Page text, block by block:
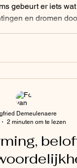
gebeurt er iets
en dromen
Demeulenaere
2 minuten om te lezen